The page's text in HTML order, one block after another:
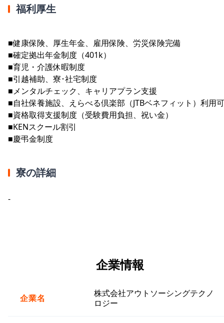
福利厚生
■健康保険、厚生年金、雇用保険、労災保険完備
■確定拠出年金制度（401k）
■育児・介護休暇制度
■引越補助、寮･社宅制度
■メンタルチェック、キャリアプラン支援
■自社保養施設、えらべる倶楽部（JTBベネフィット）利用可
■資格取得支援制度（受験費用負担、祝い金）
■KENスクール割引
■慶弔金制度
寮の詳細
-
企業情報
企業名
株式会社アウトソーシングテクノ
ロジー